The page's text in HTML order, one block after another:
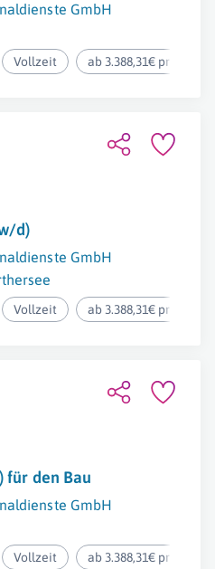
GmbH
Vollzeit ab 3.388,31€ pro
d)
GmbH
Vollzeit ab 3.388,31€ pro
für den Bau
GmbH
Vollzeit ab 3.388,31€ pro